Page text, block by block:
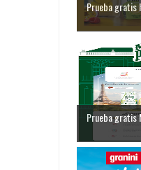
Prueba gratis
Prueba gratis